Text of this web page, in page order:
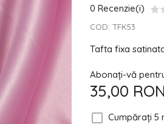
0 Recenzie(i)
COD:TFK53
Tafta fixa
Abonați-vă
35,00
Cumpărați 5